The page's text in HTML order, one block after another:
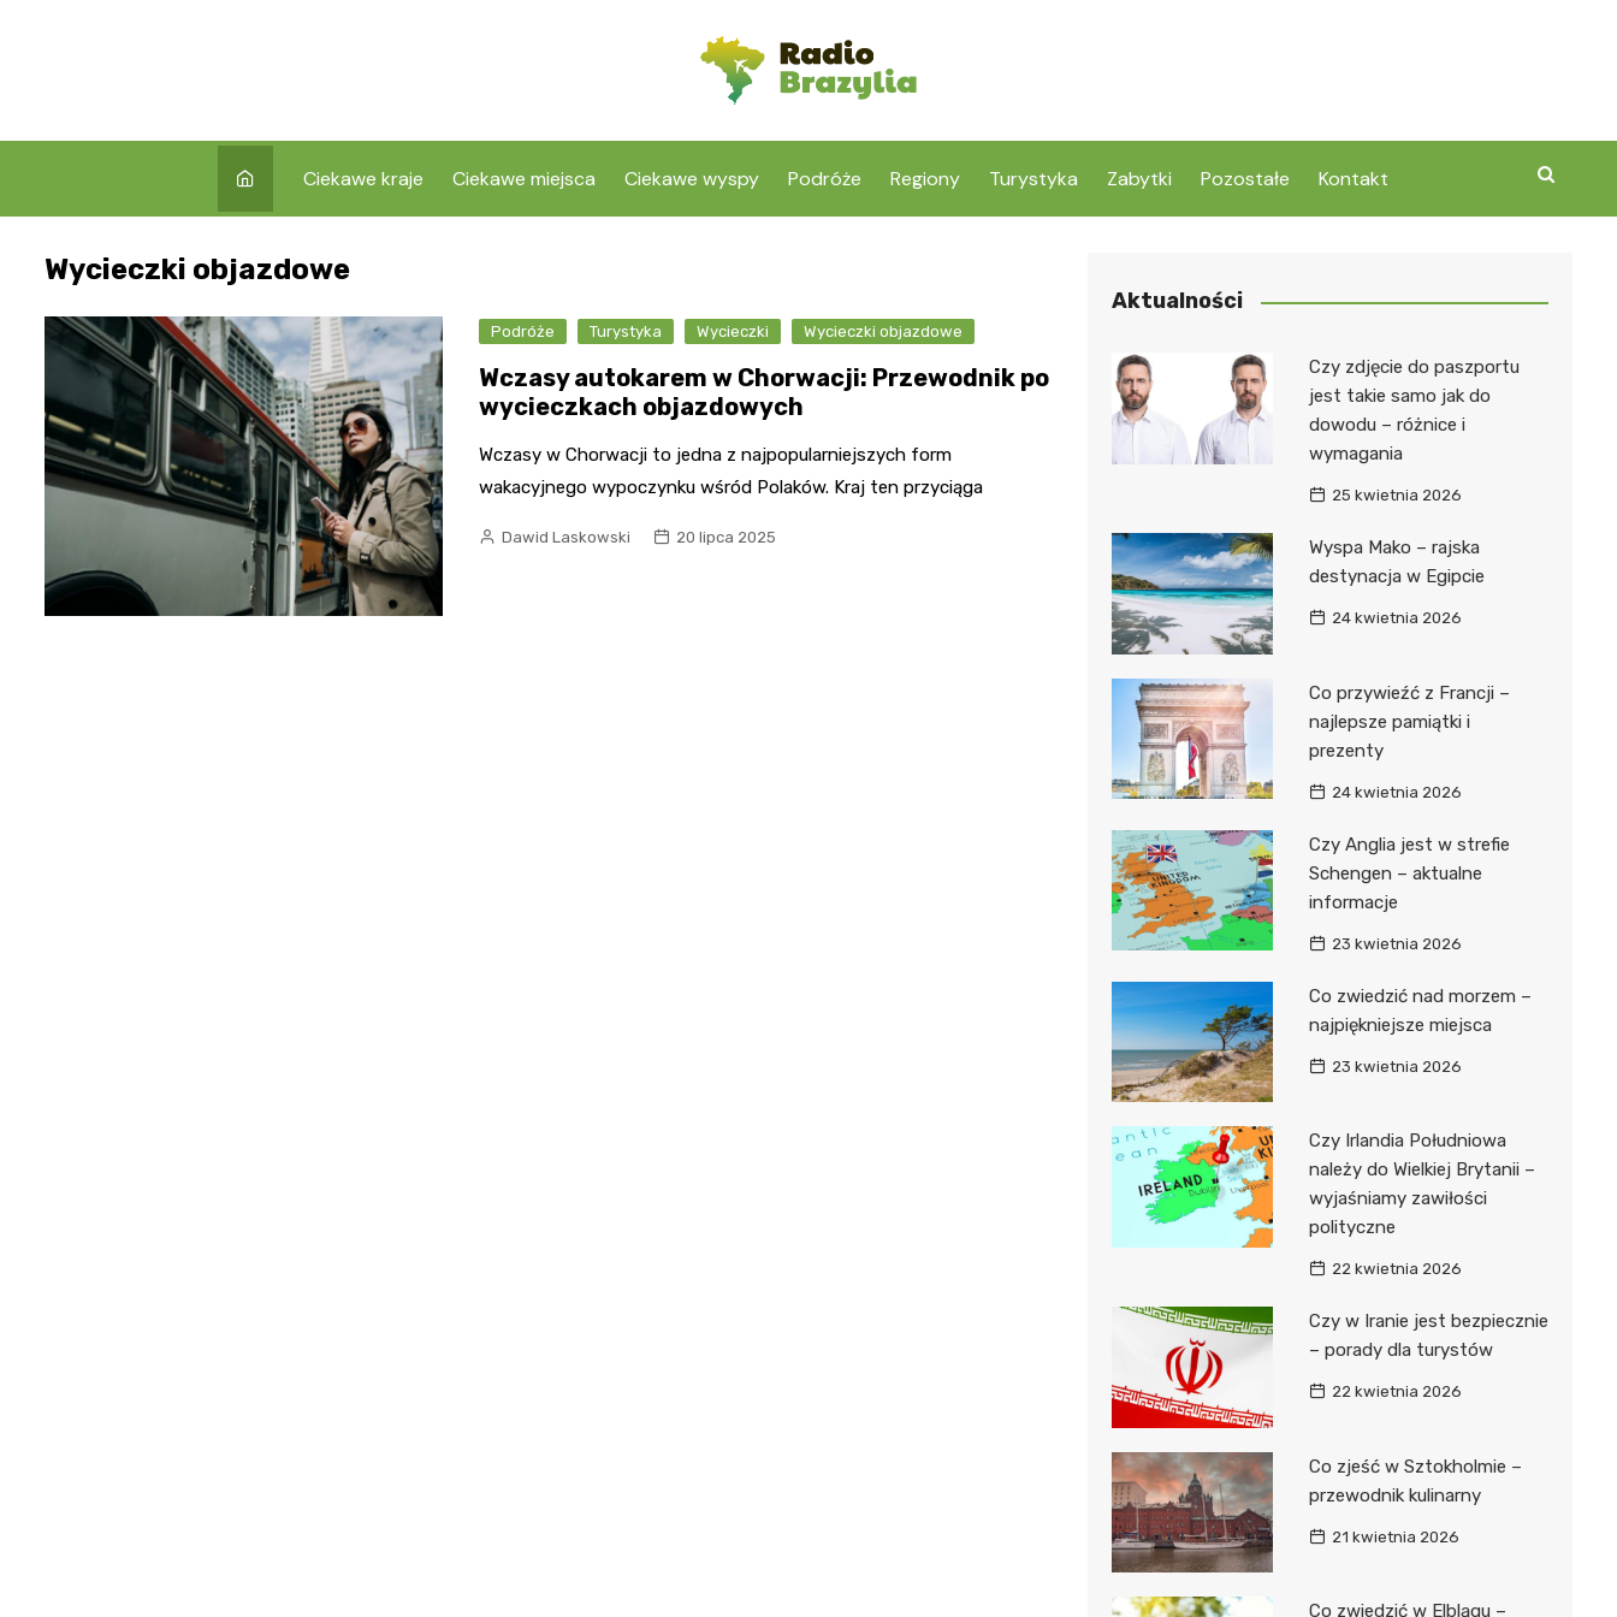
Ciekawe kraje Ciekawe miejsca Ciekawe wyspy Podróże Regiony Turystyka Zabytki Pozostałe Kontakt
Wycieczki objazdowe
Podróże Turystyka Wycieczki Wycieczki objazdowe
Wczasy autokarem w Chorwacji: Przewodnik po
wycieczkach objazdowych
Wczasy w Chorwacji to jedna z najpopularniejszych form
wakacyjnego wypoczynku wśród Polaków. Kraj ten przyciąga
Dawid Laskowski 20 lipca 2025
Aktualności
Czy zdjęcie do paszportu
jest takie samo jak do
dowodu – różnice i
wymagania
25 kwietnia 2026
Wyspa Mako – rajska
destynacja w Egipcie
24 kwietnia 2026
Co przywieźć z Francji –
najlepsze pamiątki i
prezenty
24 kwietnia 2026
Czy Anglia jest w strefie
Schengen – aktualne
informacje
23 kwietnia 2026
Co zwiedzić nad morzem –
najpiękniejsze miejsca
23 kwietnia 2026
Czy Irlandia Południowa
należy do Wielkiej Brytanii –
wyjaśniamy zawiłości
polityczne
22 kwietnia 2026
Czy w Iranie jest bezpiecznie
– porady dla turystów
22 kwietnia 2026
Co zjeść w Sztokholmie –
przewodnik kulinarny
21 kwietnia 2026
Co zwiedzić w Elblągu –